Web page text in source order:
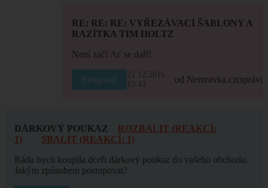
RE: RE: RE: VYŘEZÁVACÍ ŠABLONY A
RAZÍTKA TIM HOLTZ
Není zač! Ať se daří!
Reagovat
21.12.2016
13:43
od Nemravka.cz
DÁRKOVÝ POUKAZ
ROZBALIT (REAKCÍ:
1)
SBALIT (REAKCÍ: 1)
Ráda bych koupila dceři dárkový poukaz do vašeho obchodu.
Jakým způsobem postupovat?